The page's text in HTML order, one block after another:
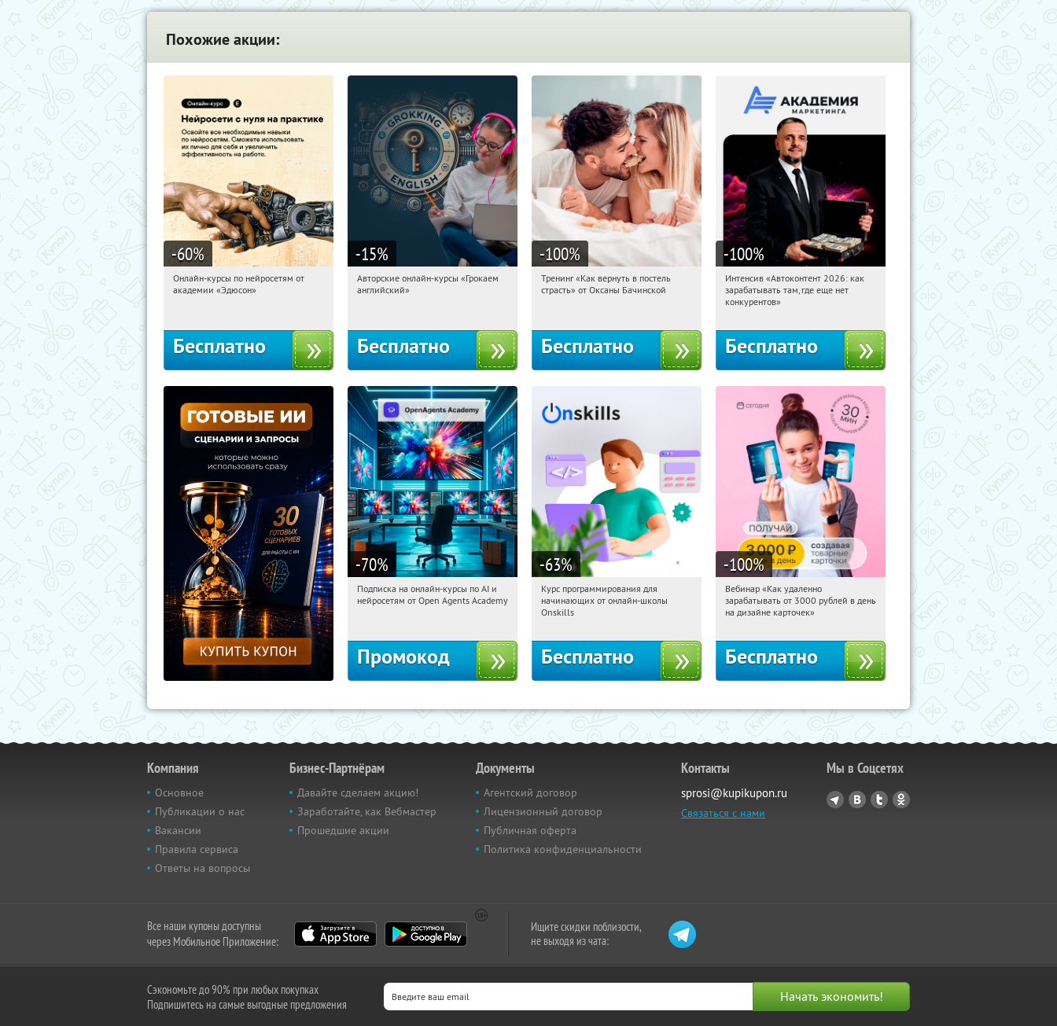
Похожие акции:
-60%
12:21:47 Получили:
Онлайн-курсы по нейросетям от
академии «Эдюсон»
Бесплатно
-15%
12:21:47 Получили:
Авторские онлайн-курсы «Грокаем
английский»
Бесплатно
-100%
12:21:47 Получили:
Тренинг «Как вернуть в постель
страсть» от Оксаны Бачинской
Бесплатно
-100%
12:21:47 Получили:
Россия
Интенсив «Автоконтент 2026: как
зарабатывать там, где еще нет
конкурентов»
Бесплатно
-70%
12:21:47 Получили:
Подписка на онлайн-курсы по AI и
нейросетям от Open Agents Academy
Промокод
-63%
12:21:47 Получили:
Россия
Курс программирования для
начинающих от онлайн-школы
Onskills
Бесплатно
-100%
12:21:47 Получили:
Россия
Вебинар «Как удаленно
зарабатывать от 3000 рублей в день
на дизайне карточек»
Бесплатно
Компания
Основное
Публикации о нас
Вакансии
Правила сервиса
Ответы на вопросы
Бизнес-Партнёрам
Давайте сделаем акцию!
Заработайте, как Вебмастер
Прошедшие акции
Документы
Агентский договор
Лицензионный договор
Публичная оферта
Политика конфиденциальности
Контакты
sprosi@kupikupon.ru
Связаться с нами
Мы в Соцсетях
Все наши купоны доступны
через Мобильное Приложение:
Ищите скидки поблизости,
не выходя из чата:
Сэкономьте до 90% при любых покупках
Подпишитесь на самые выгодные предложения